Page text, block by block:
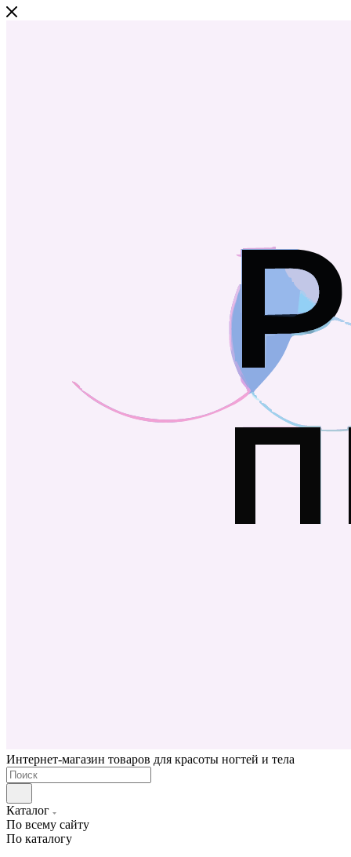
Интернет-магазин товаров для красоты ногтей и тела
Каталог
По всему сайту
По каталогу